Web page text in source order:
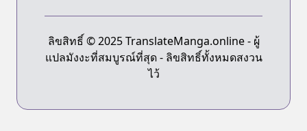
ลิขสิทธิ์ © 2025 TranslateManga.online - ผู้
แปลมังงะที่สมบูรณ์ที่สุด - ลิขสิทธิ์ทั้งหมดสงวน
ไว้